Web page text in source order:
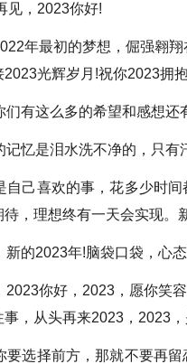
见，2023你好!
年最初的梦想，倔强翱翔
光辉岁月!祝你2023拥
这么多的希望和感想还
是泪水洗不净的，只有
喜欢的事，花多少时间
待，理想终有一天会实现。
2023年!脑袋口袋，心态
你好，2023，愿你笑容
，从头再来2023，2023，
择前方，那就不要再留